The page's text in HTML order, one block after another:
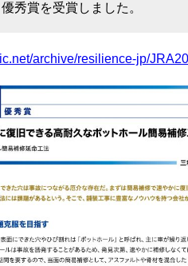
秀賞を受賞しました。
archive/resilience-jp/